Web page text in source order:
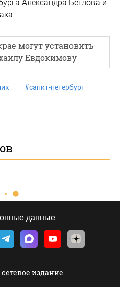
Александра Беглова и
могут установить
Евдокимову
#санкт-петербург
данные
издание